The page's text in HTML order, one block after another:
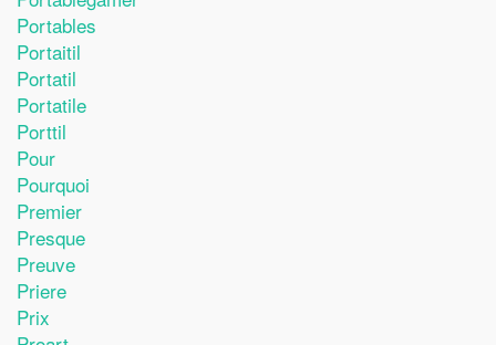
Portables
Portaitil
Portatil
Portatile
Porttil
Pour
Pourquoi
Premier
Presque
Preuve
Priere
Prix